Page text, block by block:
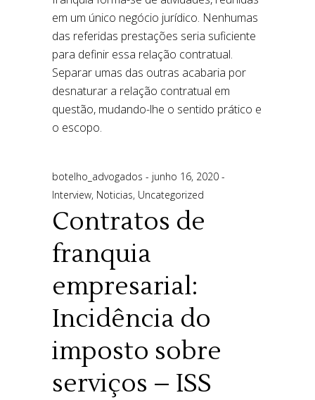
botelho_advogados
junho 16, 2020
Interview, Noticias, Uncategorized
Contratos de
franquia
empresarial:
Incidência do
imposto sobre
serviços – ISS